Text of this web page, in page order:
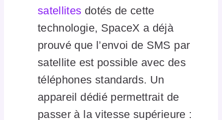
satellites dotés de cette
technologie, SpaceX a déjà
prouvé que l’envoi de SMS par
satellite est possible avec des
téléphones standards. Un
appareil dédié permettrait de
passer à la vitesse supérieure :